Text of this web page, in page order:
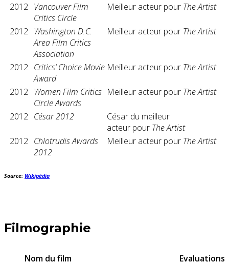
2012 Vancouver Film
Critics Circle
Meilleur acteur pour The Artist
2012
Washington D.C.
Area Film Critics
Association
Meilleur acteur pour The Artist
2012 Critics’ Choice Movie
Award
Meilleur acteur pour The Artist
2012
Women Film Critics
Circle Awards
Meilleur acteur pour The Artist
2012 César 2012
César du meilleur
acteur pour The Artist
2012 Chlotrudis Awards
2012
Meilleur acteur pour The Artist
Source: Wikipédia
Filmographie
Nom du film Evaluations